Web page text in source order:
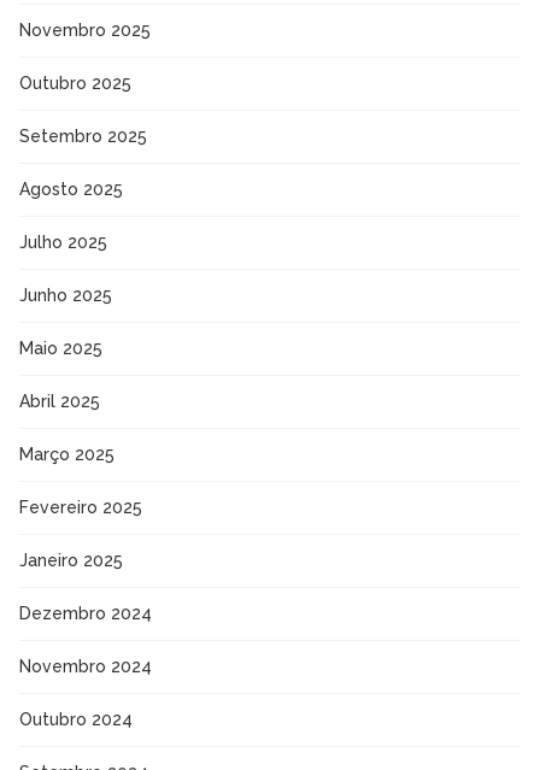
Novembro 2025
Outubro 2025
Setembro 2025
Agosto 2025
Julho 2025
Junho 2025
Maio 2025
Abril 2025
Março 2025
Fevereiro 2025
Janeiro 2025
Dezembro 2024
Novembro 2024
Outubro 2024